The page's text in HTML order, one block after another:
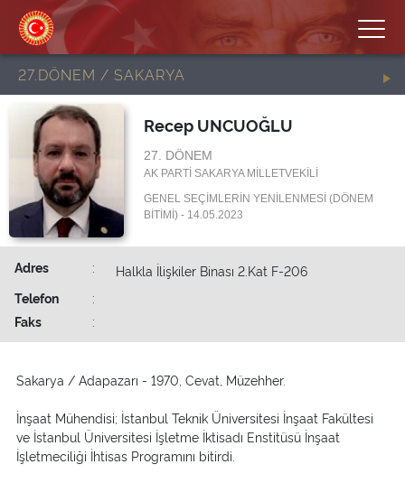
27.DÖNEM / SAKARYA
Recep UNCUOĞLU
27. DÖNEM
AK PARTİ SAKARYA MİLLETVEKİLİ
GENEL SEÇİMLERİN YENİLENMESİ (DÖNEM
BİTİMİ) - 14.05.2023
Adres :
Halkla İlişkiler Binası 2.Kat F-206
Telefon
:
Faks
:
Sakarya / Adapazarı - 1970, Cevat, Müzehher.
İnşaat Mühendisi; İstanbul Teknik Üniversitesi İnşaat Fakültesi
ve İstanbul Üniversitesi İşletme İktisadı Enstitüsü İnşaat
İşletmeciliği İhtisas Programını bitirdi.